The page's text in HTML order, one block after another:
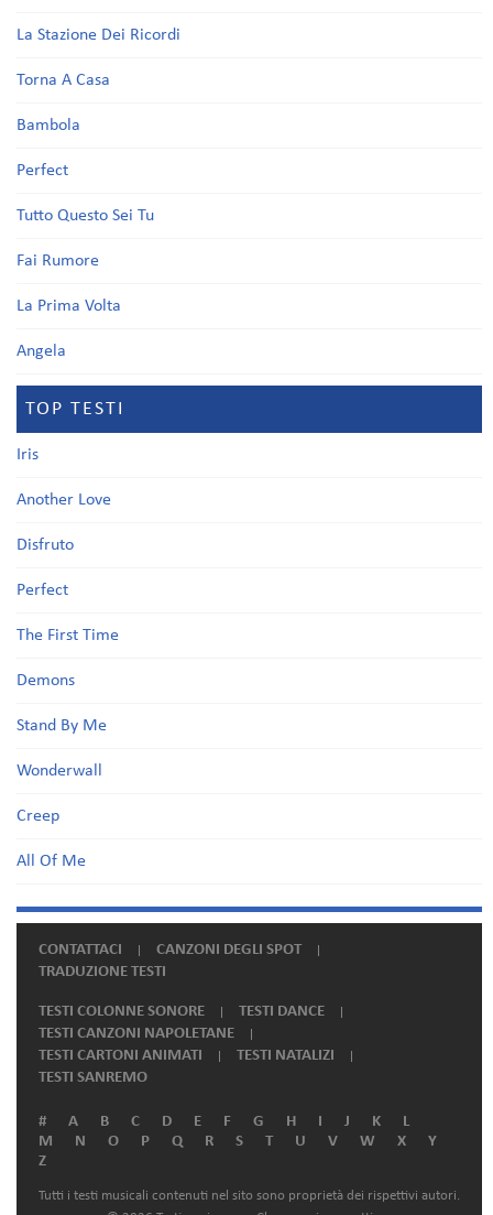
La Stazione Dei Ricordi
Torna A Casa
Bambola
Perfect
Tutto Questo Sei Tu
Fai Rumore
La Prima Volta
Angela
TOP TESTI
Iris
Another Love
Disfruto
Perfect
The First Time
Demons
Stand By Me
Wonderwall
Creep
All Of Me
CONTATTACI
CANZONI DEGLI SPOT
TRADUZIONE TESTI
TESTI COLONNE SONORE
TESTI DANCE
TESTI CANZONI NAPOLETANE
TESTI CARTONI ANIMATI
TESTI NATALIZI
TESTI SANREMO
# A B C D E F G H I J K
L
M
N O P Q R S T U V W X
Y
Z
Tutti i testi musicali contenuti nel sito sono proprietà dei rispettivi autori.